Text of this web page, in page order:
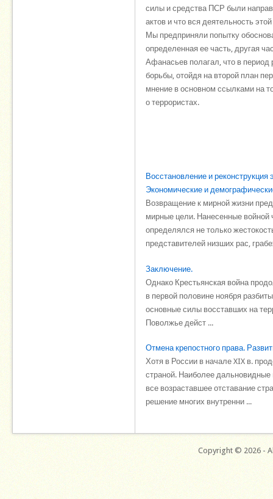
силы и средства ПСР были
актов и что вся деятельность
Мы предприняли попытку
определенная ее часть, другая
Афанасьев полагал, что в
борьбы, отойдя на второй план
мнение в основном ссылками на
о террористах.
Восстановление и
Экономические и
Возвращение к мирной жизни
мирные цели. Нанесенные
определялся не только
представителей низших рас,
Заключение.
Однако Крестьянская война
в первой половине ноября
основные силы восставших на
Поволжье дейст ...
Отмена крепостного права.
Хотя в России в начале XIX в.
страной. Наиболее дальновидные
все возраставшее отставание
решение многих внутренни ...
Copyright © 2026 -